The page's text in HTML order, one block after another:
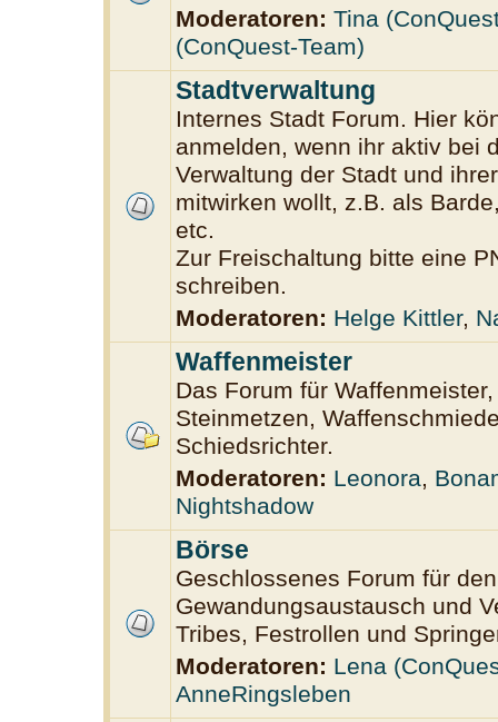
Moderatoren: Tina
(ConQuest-Team)
Stadtverwaltung
Internes Stadt Forum. Hier
anmelden, wenn ihr aktiv bei
Verwaltung der Stadt und
mitwirken wollt, z.B. als
etc.
Zur Freischaltung bitte eine
schreiben.
Moderatoren: Helge Kittler,
Waffenmeister
Das Forum für
Steinmetzen,
Schiedsrichter.
Moderatoren: Leonora,
Nightshadow
Börse
Geschlossenes Forum für den
Gewandungsaustausch und
Tribes, Festrollen und
Moderatoren: Lena
AnneRingsleben